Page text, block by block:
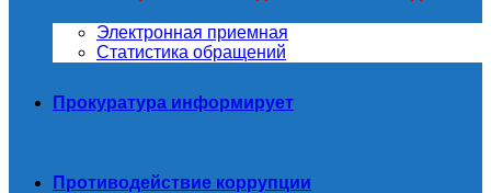
Электронная приемная
Статистика обращений
Прокуратура информирует
Противодействие коррупции